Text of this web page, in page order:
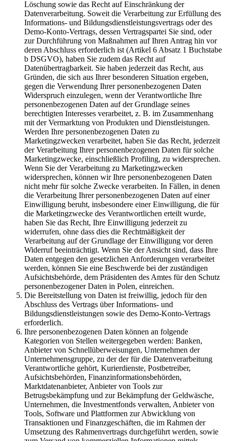
Löschung sowie das Recht auf Einschränkung der
Datenverarbeitung. Soweit die Verarbeitung zur Erfüllung des
Informations- und Bildungsdienstleistungsvertrags oder des
Demo-Konto-Vertrags, dessen Vertragspartei Sie sind, oder
zur Durchführung von Maßnahmen auf Ihren Antrag hin vor
deren Abschluss erforderlich ist (Artikel 6 Absatz 1 Buchstabe
b DSGVO), haben Sie zudem das Recht auf
Datenübertragbarkeit. Sie haben jederzeit das Recht, aus
Gründen, die sich aus Ihrer besonderen Situation ergeben,
gegen die Verwendung Ihrer personenbezogenen Daten
Widerspruch einzulegen, wenn der Verantwortliche Ihre
personenbezogenen Daten auf der Grundlage seines
berechtigten Interesses verarbeitet, z. B. im Zusammenhang
mit der Vermarktung von Produkten und Dienstleistungen.
Werden Ihre personenbezogenen Daten zu
Marketingzwecken verarbeitet, haben Sie das Recht, jederzeit
der Verarbeitung Ihrer personenbezogenen Daten für solche
Marketingzwecke, einschließlich Profiling, zu widersprechen.
Wenn Sie der Verarbeitung zu Marketingzwecken
widersprechen, können wir Ihre personenbezogenen Daten
nicht mehr für solche Zwecke verarbeiten. In Fällen, in denen
die Verarbeitung Ihrer personenbezogenen Daten auf einer
Einwilligung beruht, insbesondere einer Einwilligung, die für
die Marketingzwecke des Verantwortlichen erteilt wurde,
haben Sie das Recht, Ihre Einwilligung jederzeit zu
widerrufen, ohne dass dies die Rechtmäßigkeit der
Verarbeitung auf der Grundlage der Einwilligung vor deren
Widerruf beeinträchtigt. Wenn Sie der Ansicht sind, dass Ihre
Daten entgegen den gesetzlichen Anforderungen verarbeitet
werden, können Sie eine Beschwerde bei der zuständigen
Aufsichtsbehörde, dem Präsidenten des Amtes für den Schutz
personenbezogener Daten in Polen, einreichen.
Die Bereitstellung von Daten ist freiwillig, jedoch für den
Abschluss des Vertrags über Informations- und
Bildungsdienstleistungen sowie des Demo-Konto-Vertrags
erforderlich.
Ihre personenbezogenen Daten können an folgende
Kategorien von Stellen weitergegeben werden: Banken,
Anbieter von Schnellüberweisungen, Unternehmen der
Unternehmensgruppe, zu der der für die Datenverarbeitung
Verantwortliche gehört, Kurierdienste, Postbetreiber,
Aufsichtsbehörden, Finanzinformationsbehörden,
Marktdatenanbieter, Anbieter von Tools zur
Betrugsbekämpfung und zur Bekämpfung der Geldwäsche,
Unternehmen, die Investmentfonds verwalten, Anbieter von
Tools, Software und Plattformen zur Abwicklung von
Transaktionen und Finanzgeschäften, die im Rahmen der
Umsetzung des Rahmenvertrags durchgeführt werden, sowie